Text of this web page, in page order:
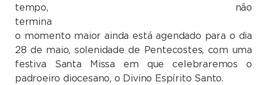
tempo, não
termina
o momento maior ainda está agendado para o dia
28 de maio, solenidade de Pentecostes, com uma
festiva Santa Missa em que celebraremos o
padroeiro diocesano, o Divino Espírito Santo.